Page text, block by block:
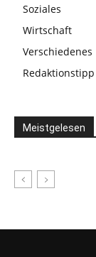
Soziales
Wirtschaft
Verschiedenes
Redaktionstipp
Meistgelesen